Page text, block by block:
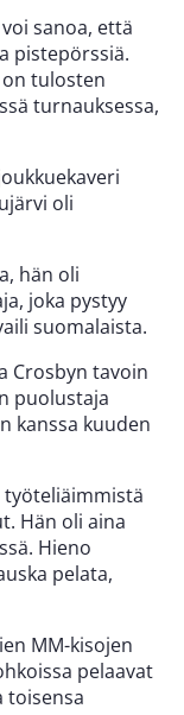
sanoa, että
pistepörssiä.
on tulosten
turnauksessa,
oli
hän oli
joka pystyy
suomalaista.
Crosbyn tavoin
puolustaja
kanssa kuuden
työteliäimmistä
Hän oli aina
Hieno
pelata,
MM-kisojen
pelaavat
toisensa